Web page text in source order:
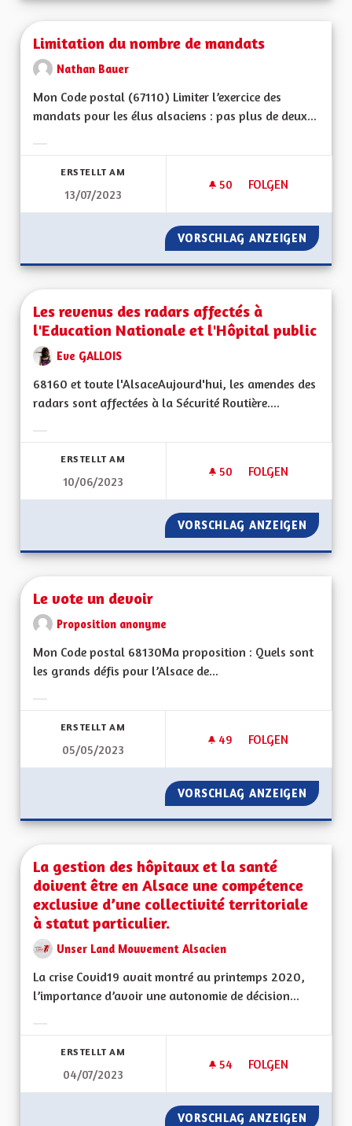
Limitation du nombre de mandats
Nathan Bauer
Mon Code postal (67110) Limiter l’exercice des
mandats pour les élus alsaciens : pas plus de deux...
ERSTELLT AM
13/07/2023
50 50 FOLLOWER
FOLGEN
LIMITATION DU
VORSCHLAG ANZEIGEN
Les revenus des radars affectés à
l'Education Nationale et l'Hôpital public
Eve GALLOIS
68160 et toute l'AlsaceAujourd'hui, les amendes des
radars sont affectées à la Sécurité Routière....
ERSTELLT AM
10/06/2023
50 50 FOLLOWER
FOLGEN
LES REVENUS
VORSCHLAG ANZEIGEN LES
Le vote un devoir
Proposition anonyme
Mon Code postal 68130Ma proposition : Quels sont
les grands défis pour l’Alsace de...
ERSTELLT AM
05/05/2023
49 49 FOLLOWER
FOLGEN
LE VOTE UN
VORSCHLAG ANZEIGEN LE
La gestion des hôpitaux et la santé
doivent être en Alsace une compétence
exclusive d’une collectivité territoriale
à statut particulier.
Unser Land Mouvement Alsacien
La crise Covid19 avait montré au printemps 2020,
l’importance d’avoir une autonomie de décision...
ERSTELLT AM
04/07/2023
54 54 FOLLOWER
FOLGEN
LA GESTION DES
VORSCHLAG ANZEIGEN LA